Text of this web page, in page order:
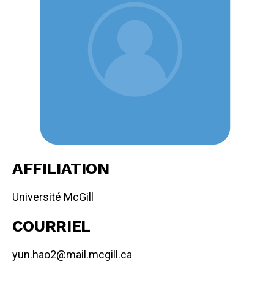
AFFILIATION
Université McGill
COURRIEL
yun.hao2@mail.mcgill.ca